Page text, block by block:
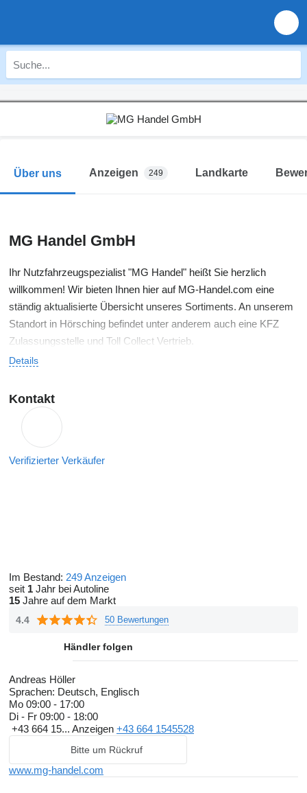
Über uns Anzeigen 249 Landkarte
MG Handel GmbH
Ihr Nutzfahrzeugspezialist "MG Handel" heißt Sie herzlich
willkommen! Wir bieten Ihnen hier auf MG-Handel.com eine
ständig aktualisierte Übersicht unseres Sortiments. An unserem
Standort in Hörsching befindet unter anderem auch eine KFZ
Zulassungsstelle und Toll Collect Vertrieb.
Details
Kontakt
Verifizierter Verkäufer
Im Bestand: 249 Anzeigen
seit 1 Jahr bei Autoline
15 Jahre auf dem Markt
4.4 50 Bewertungen
Händler folgen
Andreas Höller
Sprachen: Deutsch, Englisch
Mo 09:00 - 17:00
Di - Fr 09:00 - 18:00
+43 664 15... Anzeigen +43 664 1545528
Bitte um Rückruf
www.mg-handel.com